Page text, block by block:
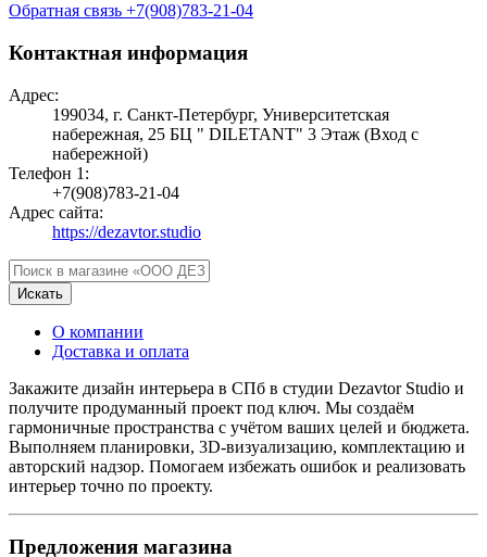
Обратная связь +7(908)783-21-04
Контактная информация
Адрес:
199034, г. Санкт-Петербург, Университетская
набережная, 25 БЦ " DILETANT" 3 Этаж (Вход с
набережной)
Телефон 1:
+7(908)783-21-04
Адрес сайта:
https://dezavtor.studio
Искать
О компании
Доставка и оплата
Закажите дизайн интерьера в СПб в студии Dezavtor Studio и
получите продуманный проект под ключ. Мы создаём
гармоничные пространства с учётом ваших целей и бюджета.
Выполняем планировки, 3D-визуализацию, комплектацию и
авторский надзор. Помогаем избежать ошибок и реализовать
интерьер точно по проекту.
Предложения магазина